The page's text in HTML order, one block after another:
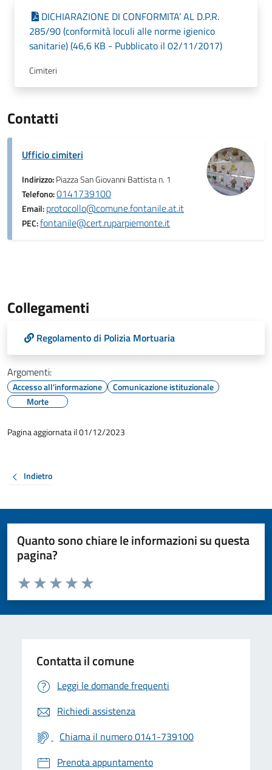
DICHIARAZIONE DI CONFORMITA’ AL D.P.R.
285/90 (conformità loculi alle norme igienico
sanitarie) (46,6 KB - Pubblicato il 02/11/2017)
Cimiteri
Contatti
Ufficio cimiteri
Indirizzo:Piazza San Giovanni Battista n. 1
Telefono:0141739100
Email:protocollo@comune.fontanile.at.it
PEC:fontanile@cert.ruparpiemonte.it
Collegamenti
Regolamento di Polizia Mortuaria
Argomenti:
Accesso all'informazione
Comunicazione istituzionale
Morte
Pagina aggiornata il 01/12/2023
Indietro
Quanto sono chiare le informazioni su questa
pagina?
Valuta da 1 a 5 stelle la pagina
Valuta 5 stelle su 5
Valuta 4 stelle su 5
Valuta 3 stelle su 5
Valuta 2 stelle su 5
Valuta 1 stelle su 5
Contatta il comune
Leggi le domande frequenti
Richiedi assistenza
Chiama il numero 0141-739100
Prenota appuntamento